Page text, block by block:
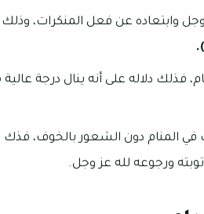
وابتعاده عن فعل المنكرات، وذلك
فذلك دلاله على أنه ينال درجة
المنام دون الشعور بالخوف، فذك
ورجوعه لله عز وجل.